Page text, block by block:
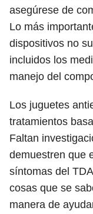
asegúrese de
Lo más
dispositivos no
incluidos los
manejo del
Los juguetes
tratamientos
Faltan
demuestren que
síntomas del
cosas que se
manera de